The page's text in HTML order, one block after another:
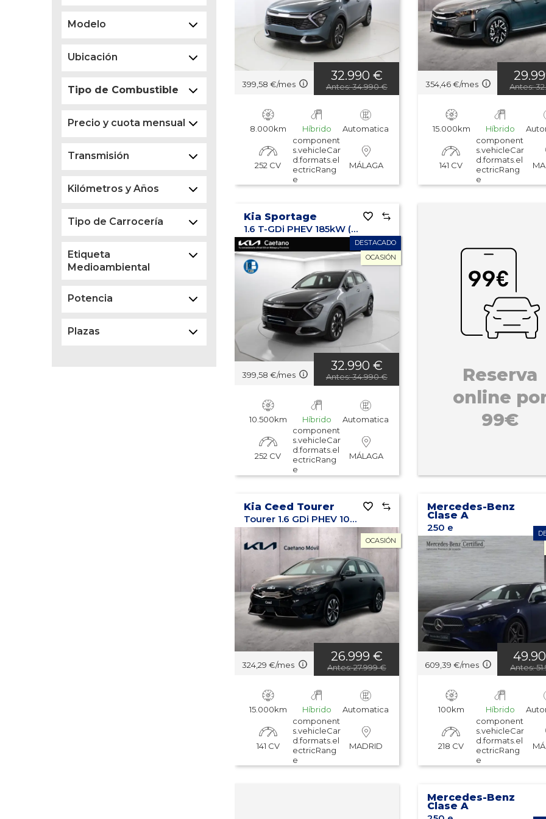
Modelo
Ubicación
Tipo de Combustible
Precio y cuota mensual
Transmisión
Kilómetros y Años
Tipo de Carrocería
Etiqueta
Medioambiental
Potencia
Plazas
399,58 €/mes
32.990 €
Antes: 34.990 €
8.000km Híbrido Automatica
252 CV
component
s.vehicleCar
d.formats.el
ectricRang
e
MÁLAGA
354,46 €/mes Antes:
15.000km Híbrido
141 CV
component
s.vehicleCar
d.formats.el
ectricRang
e
Kia Sportage
1.6 T-GDi PHEV 185kW (252CV) Drive 4x4
DESTACADO
OCASIÓN
399,58 €/mes
32.990 €
Antes: 34.990 €
10.500km Híbrido Automatica
252 CV
component
s.vehicleCar
d.formats.el
ectricRang
e
MÁLAGA
Reserva
online
99€
Kia Ceed Tourer
Tourer 1.6 GDi PHEV 104kW (141CV) eDrive
OCASIÓN
324,29 €/mes
26.999 €
Antes: 27.999 €
15.000km Híbrido Automatica
141 CV
component
s.vehicleCar
d.formats.el
ectricRang
e
MADRID
Mercedes-Benz
Clase A
250 e
609,39 €/mes Antes:
100km Híbrido
218 CV
component
s.vehicleCar
d.formats.el
ectricRang
e
Mercedes-Benz
Clase A